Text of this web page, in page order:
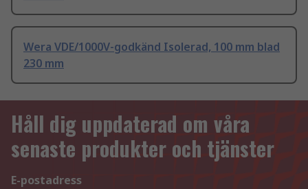
Wera VDE/1000V-godkänd Isolerad, 100 mm blad
230 mm
Håll dig uppdaterad om våra
senaste produkter och tjänster
E-postadress